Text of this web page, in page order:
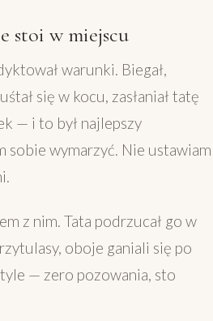
stoi w miejscu
warunki. Biegał,
się w kocu, zasłaniał tatę
— i to był najlepszy
sobie wymarzyć. Nie ustawiam
z nim. Tata podrzucał go w
oboje ganiali się po
— zero pozowania, sto